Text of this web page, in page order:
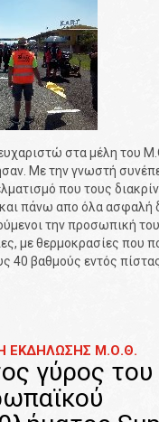
στα μέλη του
Με την γνωστή
που τους
πάνω απο όλα ασφαλή
την προσωπική
με θερμοκρασίες που
40 βαθμούς εντός
ΕΚΔΗΛΩΣΗΣ Μ.Ο.Θ.
γύρος του